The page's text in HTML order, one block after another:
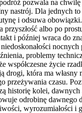
pozwala na chwilę
nastrój. Dla jednych to
i odsuwa
albo po
i później wraca do
nocnych
problemy
współczesne życie
która ma własny
przeżywania czasu.
historię kolei,
odrobinę dawnego
wyrozumiałości i